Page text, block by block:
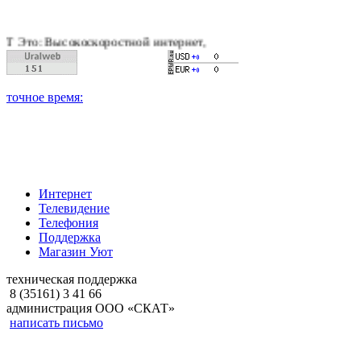
интернет, качественное цифровое и кабельное
Интернет
Телевидение
Телефония
Поддержка
Магазин Уют
техническая поддержка
8 (35161) 3 41 66
администрация ООО «СКАТ»
написать письмо